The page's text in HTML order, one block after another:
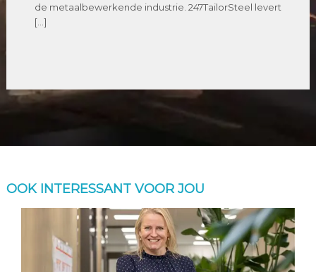
de metaalbewerkende industrie. 247TailorSteel levert
[…]
OOK INTERESSANT VOOR JOU